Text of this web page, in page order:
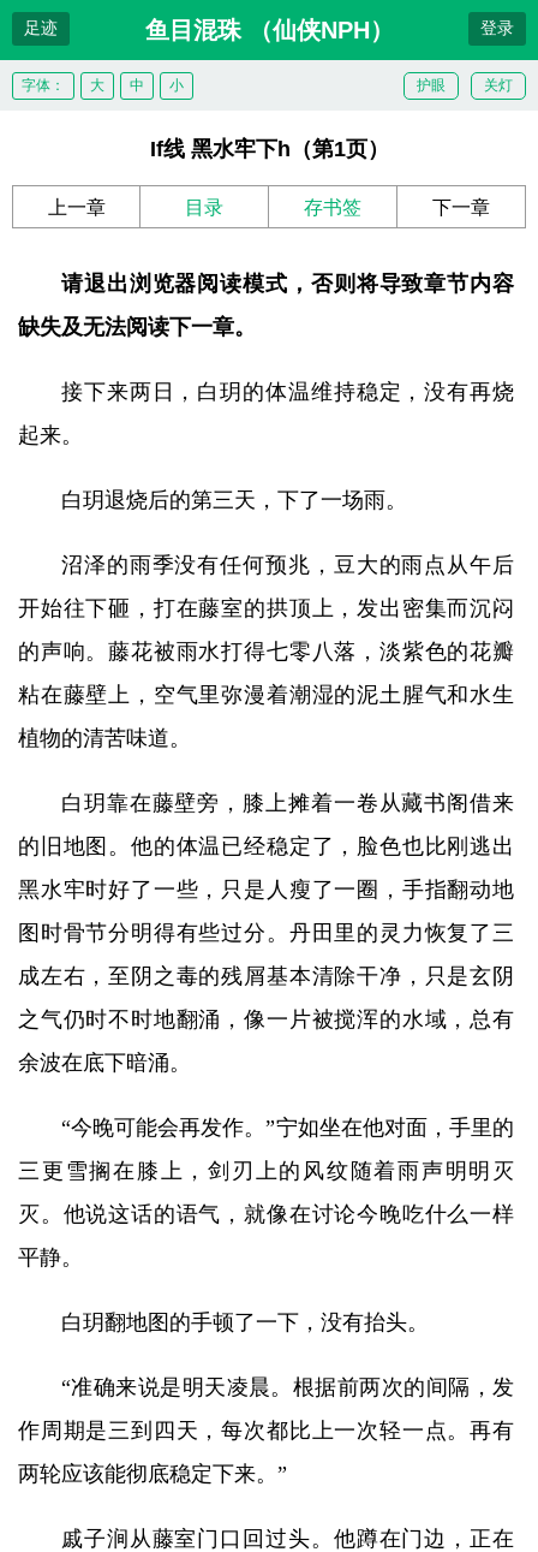
足迹 鱼目混珠 （仙侠NPH） 登录
关灯
护眼
字体： 大 中 小
If线 黑水牢下h（第1页）
上一章 目录 存书签 下一章
请退出浏览器阅读模式，否则将导致章节内容
缺失及无法阅读下一章。
接下来两日，白玥的体温维持稳定，没有再烧
起来。
白玥退烧后的第三天，下了一场雨。
沼泽的雨季没有任何预兆，豆大的雨点从午后
开始往下砸，打在藤室的拱顶上，发出密集而沉闷
的声响。藤花被雨水打得七零八落，淡紫色的花瓣
粘在藤壁上，空气里弥漫着潮湿的泥土腥气和水生
植物的清苦味道。
白玥靠在藤壁旁，膝上摊着一卷从藏书阁借来
的旧地图。他的体温已经稳定了，脸色也比刚逃出
黑水牢时好了一些，只是人瘦了一圈，手指翻动地
图时骨节分明得有些过分。丹田里的灵力恢复了三
成左右，至阴之毒的残屑基本清除干净，只是玄阴
之气仍时不时地翻涌，像一片被搅浑的水域，总有
余波在底下暗涌。
“今晚可能会再发作。”宁如坐在他对面，手里的
三更雪搁在膝上，剑刃上的风纹随着雨声明明灭
灭。他说这话的语气，就像在讨论今晚吃什么一样
平静。
白玥翻地图的手顿了一下，没有抬头。
“准确来说是明天凌晨。根据前两次的间隔，发
作周期是三到四天，每次都比上一次轻一点。再有
两轮应该能彻底稳定下来。”
戚子涧从藤室门口回过头。他蹲在门边，正在